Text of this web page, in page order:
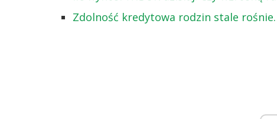
Zdolność kredytowa rodzin stale